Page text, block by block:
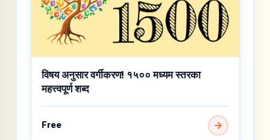
विषय अनुसार वर्गीकरण! १५०० मध्यम स्तरका
महत्त्वपूर्ण शब्द
Free